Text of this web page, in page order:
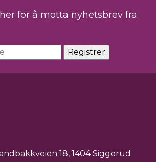
for å motta nyhetsbrev fra
18, 1404 Siggerud